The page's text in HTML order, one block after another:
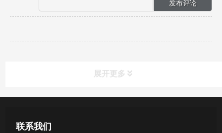
展开更多
联系我们